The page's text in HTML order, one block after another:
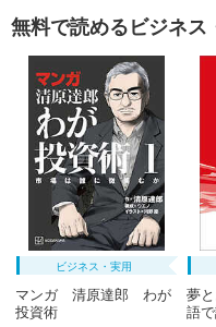
無料で読めるビジネス
ビジネス・実用
マンガ 清原達郎 わが
投資術
夢
語